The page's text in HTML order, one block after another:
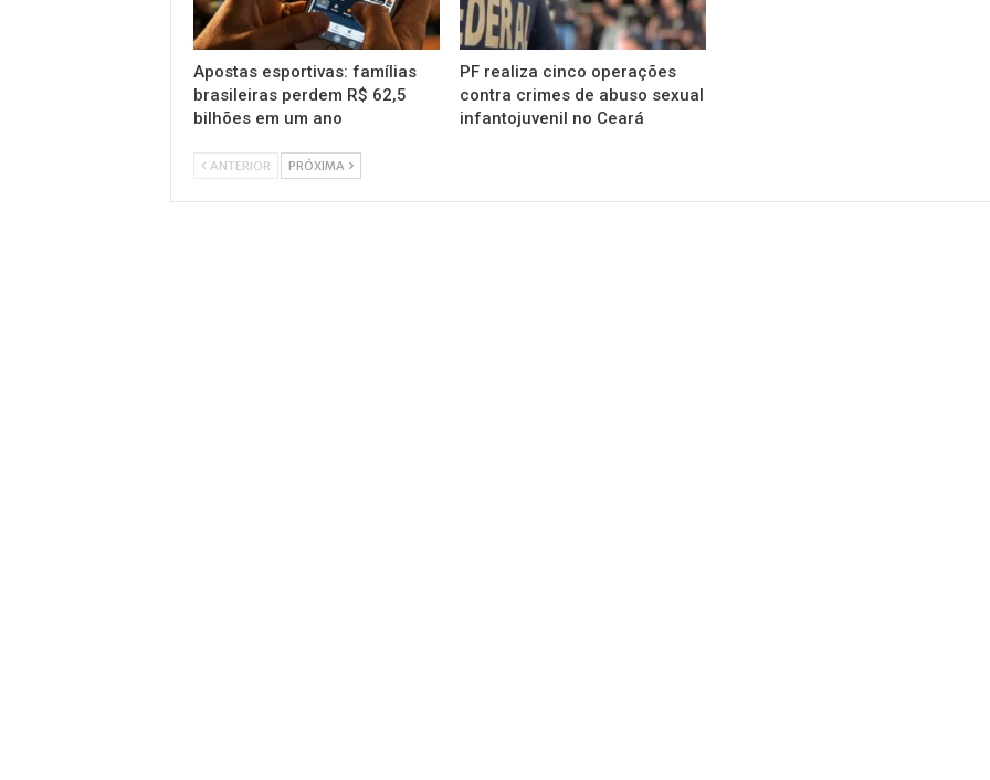
Apostas esportivas: famílias
brasileiras perdem R$ 62,5
bilhões em um ano
PF realiza cinco operações
contra crimes de abuso sexual
infantojuvenil no Ceará
ANTERIOR PRÓXIMA